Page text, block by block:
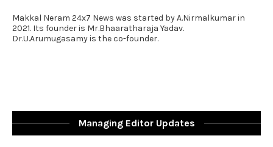
Makkal Neram 24x7 News was started by A.Nirmalkumar in
2021. Its founder is Mr.Bhaaratharaja Yadav.
Dr.U.Arumugasamy is the co-founder.
Managing Editor Updates